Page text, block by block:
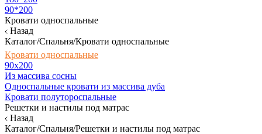
90*200
Кровати односпальные
Назад
Каталог/Спальня/Кровати односпальные
Кровати односпальные
90х200
Из массива сосны
Односпальные кровати из массива дуба
Кровати полутороспальные
Решетки и настилы под матрас
Назад
Каталог/Спальня/Решетки и настилы под матрас